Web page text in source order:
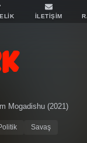
İLETİŞİM
Mogadishu (2021)
Savaş